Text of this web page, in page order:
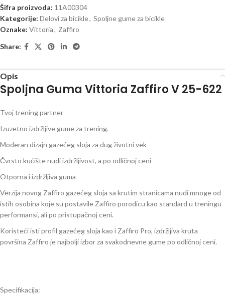
Šifra proizvoda: 11A00304
Kategorije: Delovi za bicikle, Spoljne gume za bicikle
Oznake: Vittoria, Zaffiro
Share:
Opis
Spoljna Guma Vittoria Zaffiro V 25-622
Tvoj trening partner
Izuzetno izdržljive gume za trening.
Moderan dizajn gazećeg sloja za dug životni vek
Čvrsto kućište nudi izdržljivost, a po odličnoj ceni
Otporna i izdržljiva guma
Verzija novog Zaffiro gazećeg sloja sa krutim stranicama nudi mnoge od
istih osobina koje su postavile Zaffiro porodicu kao standard u treningu
performansi, ali po pristupačnoj ceni.
Koristeći isti profil gazećeg sloja kao i Zaffiro Pro, izdržljiva kruta
površina Zaffiro je najbolji izbor za svakodnevne gume po odličnoj ceni.
Specifikacija: